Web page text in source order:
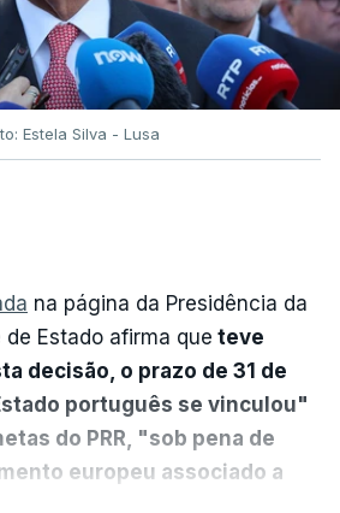
Estela Silva - Lusa
na página da Presidência da
Estado afirma que teve
decisão, o prazo de 31 de
português se vinculou"
do PRR, "sob pena de
europeu associado a